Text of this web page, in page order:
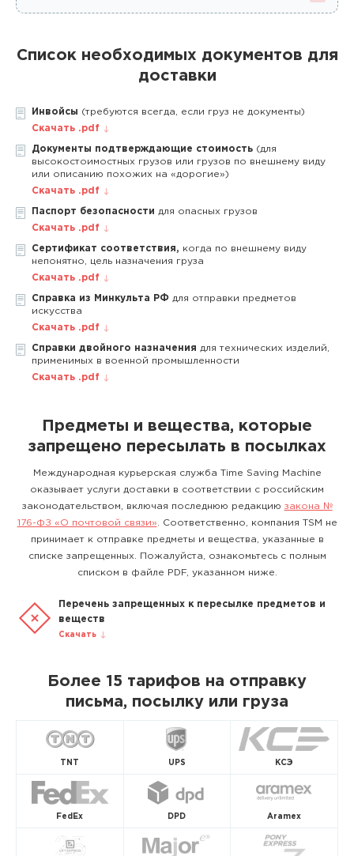
Список необходимых документов для
доставки
Инвойсы (требуются всегда, если груз не документы)
Скачать .pdf
Документы подтверждающие стоимость (для
высокостоимостных грузов или грузов по внешнему виду
или описанию похожих на «дорогие»)
Скачать .pdf
Паспорт безопасности для опасных грузов
Скачать .pdf
Сертификат соответствия, когда по внешнему виду
непонятно, цель назначения груза
Скачать .pdf
Справка из Минкульта РФ для отправки предметов
искусства
Скачать .pdf
Справки двойного назначения для технических изделий,
применимых в военной промышленности
Скачать .pdf
Предметы и вещества, которые
запрещено пересылать в посылках
Международная курьерская служба Time Saving Machine
оказывает услуги доставки в соответствии с российским
законодательством, включая последнюю редакцию закона №
176-ФЗ «О почтовой связи» . Соответственно, компания TSM не
принимает к отправке предметы и вещества, указанные в
списке запрещенных. Пожалуйста, ознакомьтесь с полным
списком в файле PDF, указанном ниже.
Перечень запрещенных к пересылке предметов и
веществ
Скачать
Более 15 тарифов на отправку
письма, посылку или груза
TNT UPS КСЭ
FedEx DPD Aramex